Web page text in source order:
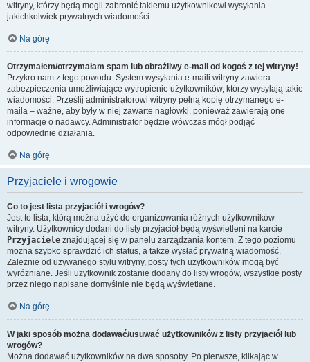
witryny, którzy będą mogli zabronić takiemu użytkownikowi wysyłania
jakichkolwiek prywatnych wiadomości.
Na górę
Otrzymałem/otrzymałam spam lub obraźliwy e-mail od kogoś z tej witryny!
Przykro nam z tego powodu. System wysyłania e-maili witryny zawiera
zabezpieczenia umożliwiające wytropienie użytkowników, którzy wysyłają takie
wiadomości. Prześlij administratorowi witryny pełną kopię otrzymanego e-
maila – ważne, aby były w niej zawarte nagłówki, ponieważ zawierają one
informacje o nadawcy. Administrator będzie wówczas mógł podjąć
odpowiednie działania.
Na górę
Przyjaciele i wrogowie
Co to jest lista przyjaciół i wrogów?
Jest to lista, którą można użyć do organizowania różnych użytkowników
witryny. Użytkownicy dodani do listy przyjaciół będą wyświetleni na karcie
Przyjaciele znajdującej się w panelu zarządzania kontem. Z tego poziomu
można szybko sprawdzić ich status, a także wysłać prywatną wiadomość.
Zależnie od używanego stylu witryny, posty tych użytkowników mogą być
wyróżniane. Jeśli użytkownik zostanie dodany do listy wrogów, wszystkie posty
przez niego napisane domyślnie nie będą wyświetlane.
Na górę
W jaki sposób można dodawać/usuwać użytkowników z listy przyjaciół lub
wrogów?
Można dodawać użytkowników na dwa sposoby. Po pierwsze, klikając w